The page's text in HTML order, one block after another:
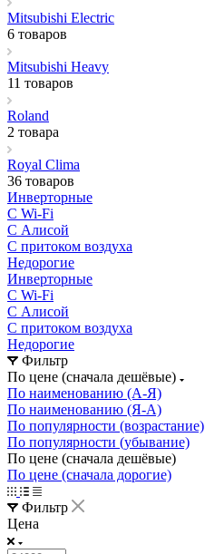
Mitsubishi Electric
6 товаров
Mitsubishi Heavy
11 товаров
Roland
2 товара
Royal Clima
36 товаров
Инверторные
С Wi-Fi
С Алисой
С притоком воздуха
Недорогие
Инверторные
С Wi-Fi
С Алисой
С притоком воздуха
Недорогие
Фильтр
По цене (сначала дешёвые)
По наименованию (А-Я)
По наименованию (Я-А)
По популярности (возрастание)
По популярности (убывание)
По цене (сначала дешёвые)
По цене (сначала дорогие)
Фильтр
Цена